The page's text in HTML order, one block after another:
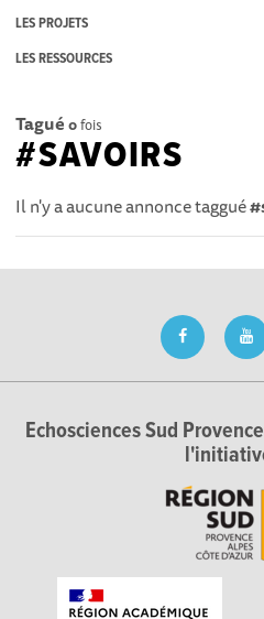
LES PROJETS
LES RESSOURCES
Tagué 0fois
#SAVOIRS
Il n'y a aucune annonce taggué
Echosciences Sud